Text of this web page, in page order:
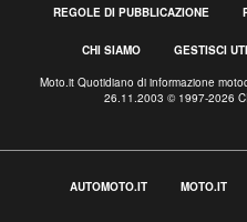
REGOLE DI PUBBLICAZIONE
CHI SIAMO GESTISCI
Moto.it Quotidiano di informazione
26.11.2003 © 1997-2026
AUTOMOTO.IT MOTO.IT